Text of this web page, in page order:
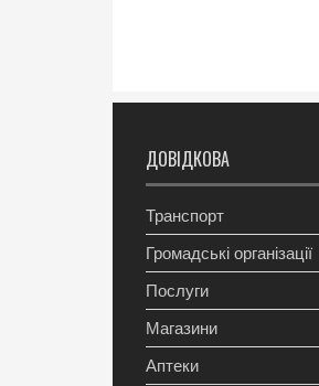
ДОВІДКОВА
Транспорт
Громадські організації
Послуги
Магазини
Аптеки